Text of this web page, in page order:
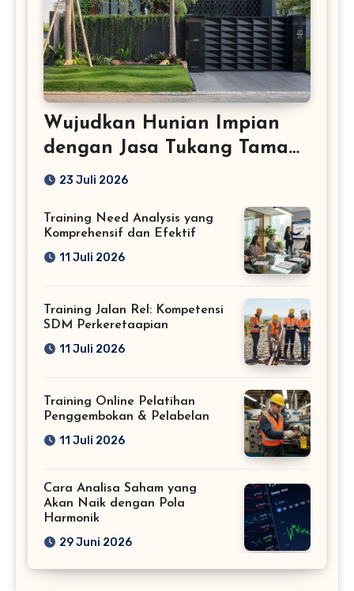
Wujudkan Hunian Impian
dengan Jasa Tukang Taman
Profesional
23 Juli 2026
Training Need Analysis yang
Komprehensif dan Efektif
11 Juli 2026
Training Jalan Rel: Kompetensi
SDM Perkeretaapian
11 Juli 2026
Training Online Pelatihan
Penggembokan & Pelabelan
11 Juli 2026
Cara Analisa Saham yang
Akan Naik dengan Pola
Harmonik
29 Juni 2026